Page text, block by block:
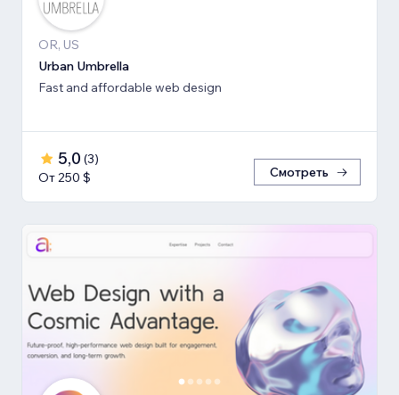
OR, US
Urban Umbrella
Fast and affordable web design
5,0 (3)
От 250 $
Смотреть